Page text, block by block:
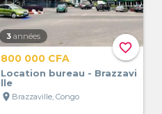
favorite_border
3 années
800 000 CFA
Location bureau - Brazzavi
lle
location_on Brazzaville, Congo